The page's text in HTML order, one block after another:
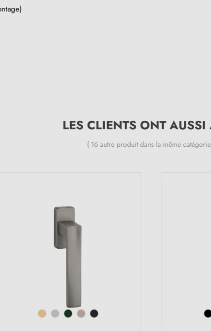
LES CLIENTS ONT AUSSI
( 16 autre produit dans la même